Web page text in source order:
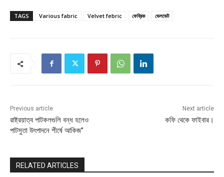
TAGS Various fabric Velvet febric ফেব্রিক ভেলভেট
Previous article
রাষ্ট্রয়াত্ব পাটকলগুলি বন্ধ হলেও
পাটসুতা উৎপাদনে শীর্ষে আকিজ”
Next article
কফি থেকে ফাইবার।
RELATED ARTICLES